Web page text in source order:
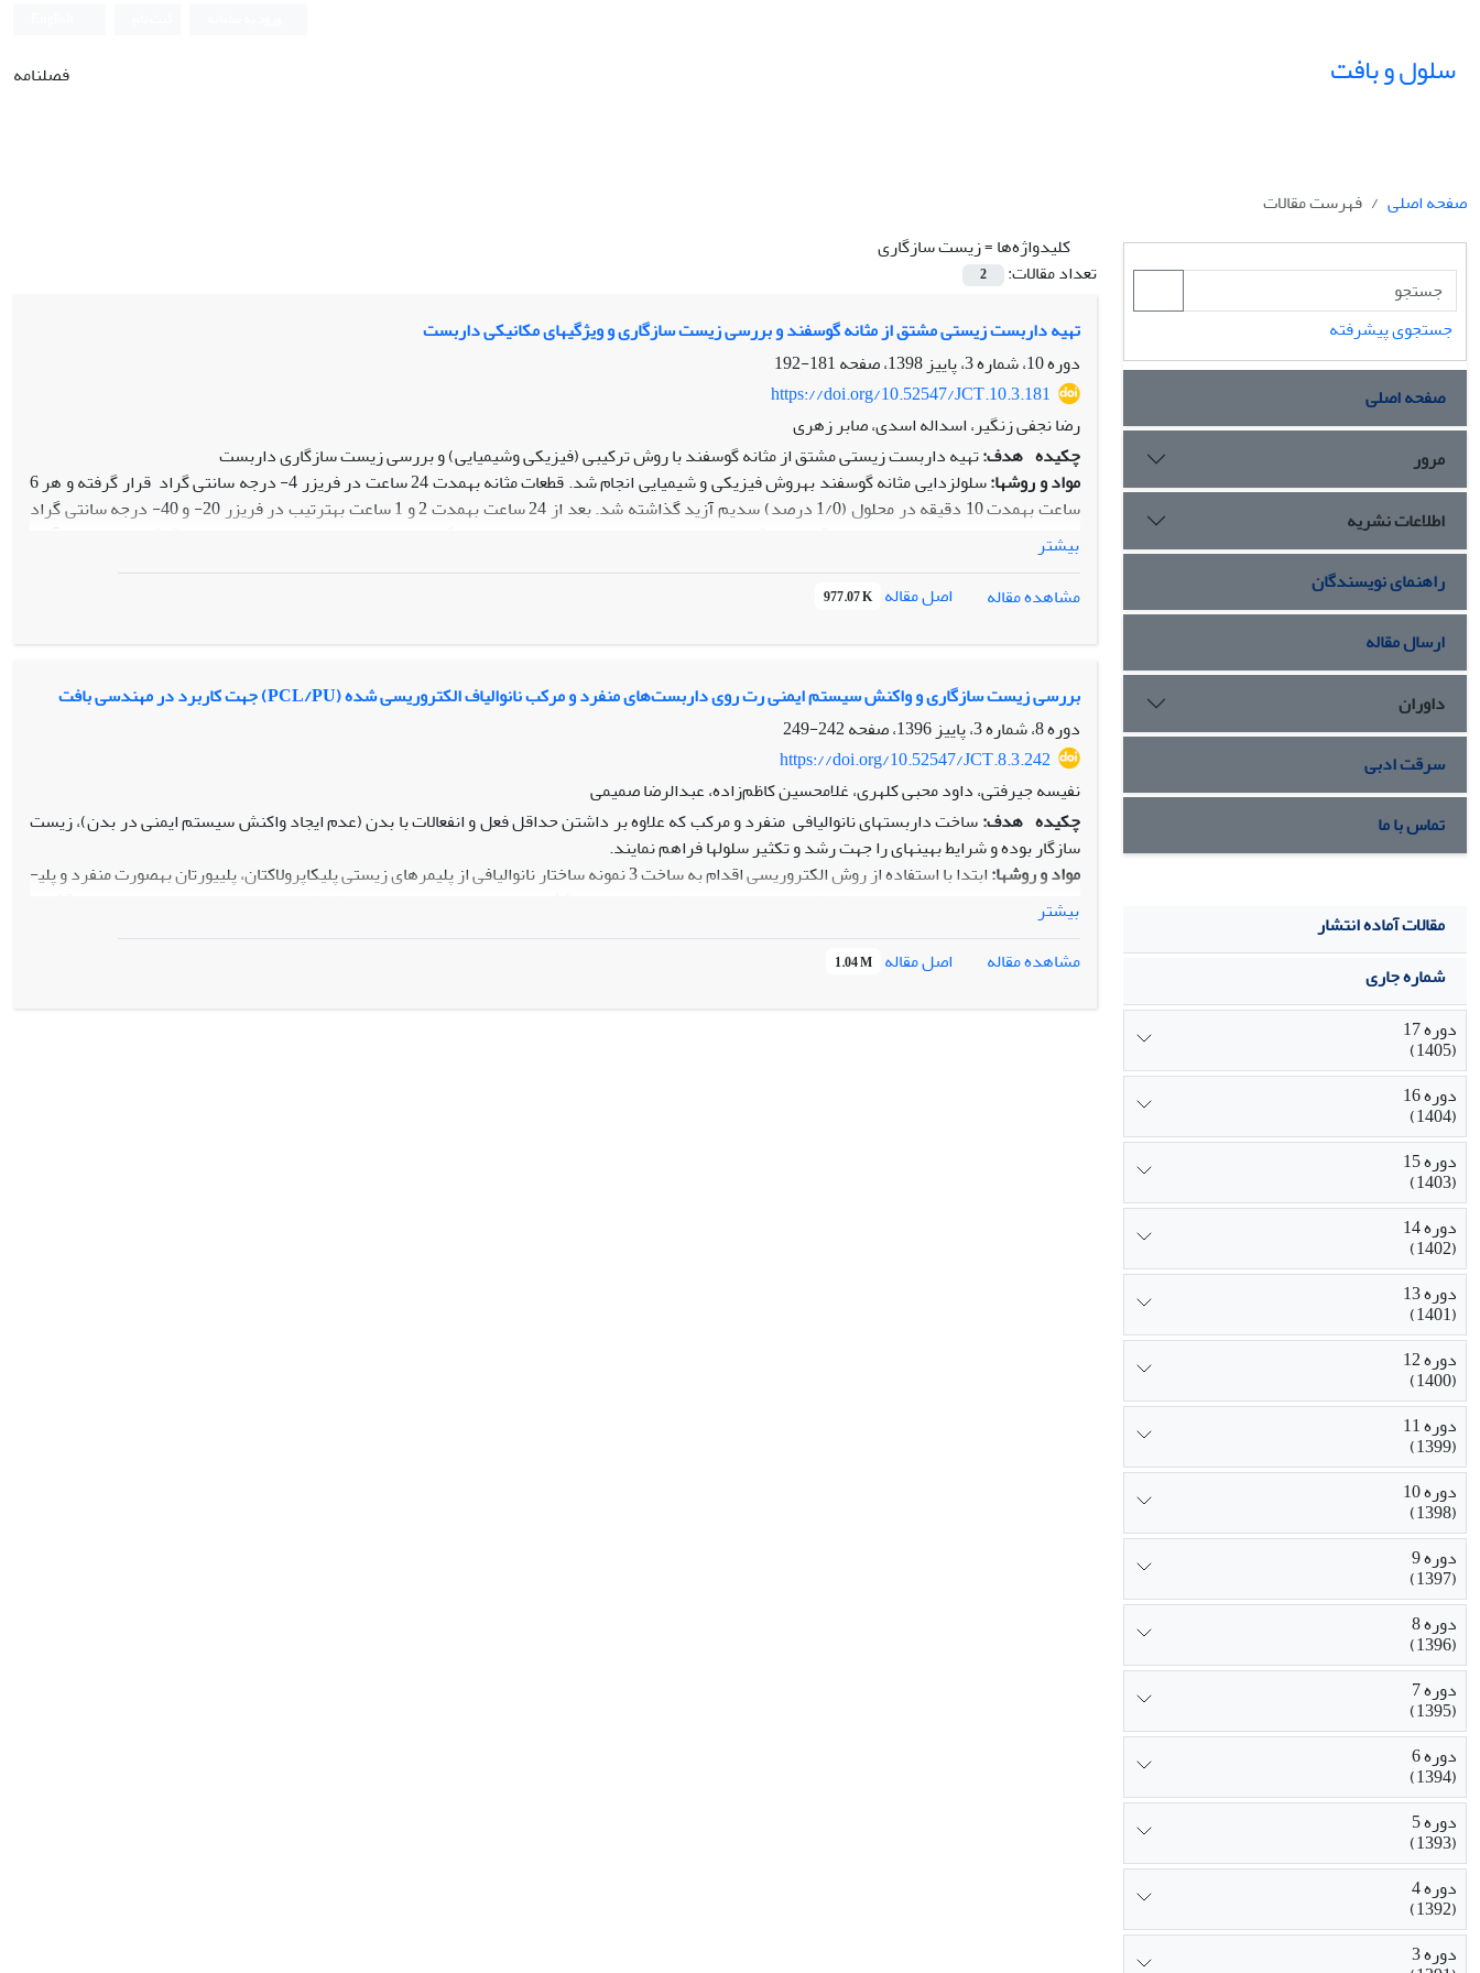
سلول و بافت فصلنامه
صفحه اصلی
فهرست مقالات
کلیدواژه‌ها =زیست سازگاری
تعداد مقالات:
2
تهیه داربست زیستی مشتق از مثانه گوسفند و بررسی زیست سازگاری و ویژگی‮های مکانیکی داربست
دوره 10، شماره 3، پاییز 1398، صفحه
181-192
https://doi.org/10.52547/JCT.10.3.181
رضا نجفی ‏زنگیر، اسداله اسدی، صابر زهری
چکیده هدف:تهیه داربست زیستی مشتق از مثانه گوسفند با روش ترکیبی (فیزیکی وشیمیایی) و بررسی زیست سازگاری داربست
مواد و روش‏ها:
سلول‏زدایی مثانه گوسفند به‏روش فیزیکی و شیمیایی انجام شد. قطعات مثانه به‏مدت 24 ساعت در فریزر 4- درجه سانتی گراد قرار گرفته و هر 6
ساعت به‏مدت 10 دقیقه در محلول (1/0 درصد) سدیم‏ آزید گذاشته شد. بعد از 24 ساعت به‏مدت 2 و 1 ساعت به‏ترتیب در فریزر 20- و 40- درجه سانتی گراد
قرار داده شدند. سپس نمونه‏ها در 5 مرحله 2 دقیقه‏ایی توسط لوله سرد در ازت مایع قرارگرفته و توسط بافر فسفات نمکی حاوی (1/0 درصد) سدیم‏آزید
نتایج:
مطالعات میکروسکوپی نوری و الکترونی نشان داد که سلول‏های بنیادی کشت شده بر روی داربست مثانه گوسفند، در روزهای 3، 5 و 7 با گذشت زمان
نتیجه‏گیری:مثانه گوسفند سلول‏زدایی شده، زیست سازگاری مناسبی را دارا بوده و به‏عنوان داربست زیست سازگار غیرسمی بالقوه در مهندسی بافت و پزشکی
بازساختی می‏تواند مطرح شد.
بیشتر
مشاهده مقاله
اصل مقاله 977.07 K
بررسی زیست سازگاری و واکنش سیستم ایمنی رت روی داربست‌های منفرد و مرکب نانوالیاف الکتروریسی شده (PCL/PU) جهت کاربرد در مهندسی بافت
دوره 8، شماره 3، پاییز 1396، صفحه
242-249
https://doi.org/10.52547/JCT.8.3.242
نفیسه جیرفتی، داود محبی کلهری، غلامحسین کاظم‌زاده، عبدالرضا صمیمی
چکیده هدف:ساخت داربست­های نانوالیافی منفرد و مرکب که علاوه بر داشتن حد‌اقل فعل و انفعالات با بدن (عدم ایجاد واکنش سیستم ایمنی در بدن)، زیست
سازگار بوده و شرایط بهینه‫ای را جهت رشد و تکثیر سلول­ها فراهم نمایند.
مواد و روش­ها:
ابتدا با استفاده از روش الکتروریسی اقدام به ساخت 3 نمونه ساختار نانوالیافی از پلیمرهای زیستی پلی­کاپرولاکتان، پلی‫یورتان به­صورت منفرد و پلی­
کاشته شد. هم­چنین جهت بررسی میزان رشد و تکثیر سلول­ها، ساختارهای تولیدی توسط آزمون قابلیت حیات (MTT assay) مورد بررسی و ارزیابی قرار گرفت.
نتایج:
هیچ‫گونه راکسیون گرانولوماتویی جسم خارجی مشاهده نشد. در نمونه­ی مرکب PCL/PU نیز ادم و راکسیون گرانولوماتویی جسم خارجی متوسط به‫همراه فیبروز
بیشتر
مشاهده مقاله
اصل مقاله 1.04 M
جستجوی پیشرفته
صفحه اصلی
مرور
اطلاعات نشریه
راهنمای نویسندگان
ارسال مقاله
داوران
سرقت ادبی
تماس با ما
مقالات آماده انتشار
شماره جاری
دوره 17
(1405)
دوره 16
(1404)
دوره 15
(1403)
دوره 14
(1402)
دوره 13
(1401)
دوره 12
(1400)
دوره 11
(1399)
دوره 10
(1398)
دوره 9
(1397)
دوره 8
(1396)
دوره 7
(1395)
دوره 6
(1394)
دوره 5
(1393)
دوره 4
(1392)
دوره 3